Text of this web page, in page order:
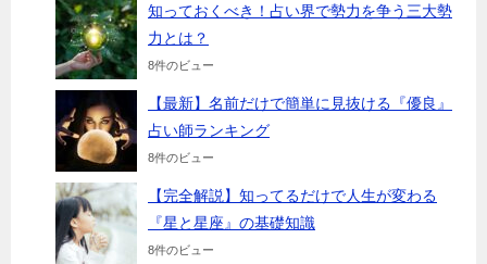
知っておくべき！占い界で勢力を争う三大勢
力とは？
8件のビュー
【最新】名前だけで簡単に見抜ける『優良』
占い師ランキング
8件のビュー
【完全解説】知ってるだけで人生が変わる
『星と星座』の基礎知識
8件のビュー